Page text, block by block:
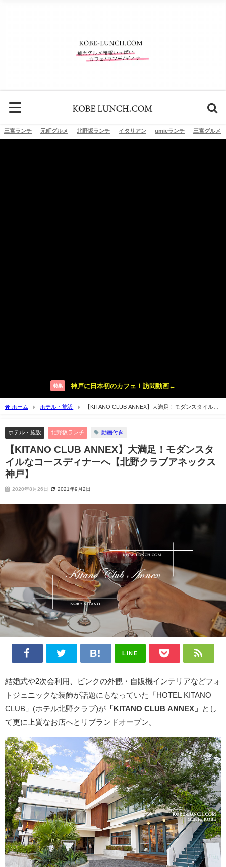
三宮ランチ 元町グルメ 北野坂ランチ イタリアン umieランチ 三宮グルメ
特集 神戸に日本初のカフェ！訪問動画←
ホーム ホテル・施設
【KITANO CLUB ANNEX】大満足！モダンスタイルな
ホテル・施設 北野坂ランチ 動画付き
【KITANO CLUB ANNEX】大満足！モダンスタ
イルなコースディナーへ【北野クラブアネックス
神戸】
2020年8月26日 2021年9月2日
LINE
結婚式や2次会利用、ピンクの外観・自販機インテリアなどフォ
トジェニックな装飾が話題にもなっていた「HOTEL KITANO
CLUB」(ホテル北野クラブ)が 「KITANO CLUB ANNEX」
とし
て更に上質なお店へとリブランドオープン。